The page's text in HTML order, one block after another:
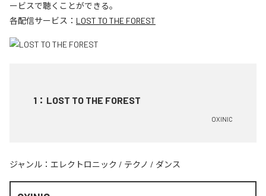
ービスで聴くことができる。
各配信サービス： LOST TO THE FOREST
1 ： LOST TO THE FOREST
OXINIC
ジャンル： エレクトロニック / テクノ / ダンス